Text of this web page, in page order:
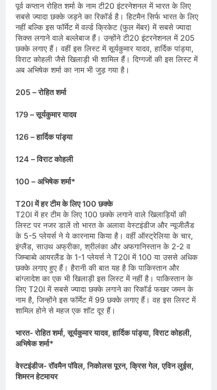
पूर्व कप्तान रोहित शर्मा के नाम टी20 इंटरनेशनल में भारत के लिए
सबसे ज्यादा छक्के जड़ने का रिकॉर्ड है। हिटमैन सिर्फ भारत के लिए
नहीं बल्कि इस फॉर्मेट में वर्ल्ड क्रिकेट (फुल मेंबर) में सबसे ज्यादा
सिक्स लगाने वाले बल्लेबाज हैं। उन्होंने टी20 इंटरनेशनल में 205
छक्के लगाए हैं। वहीं इस लिस्ट में सूर्यकुमार यादव, हार्दिक पांड्या,
विराट कोहली जैसे खिलाड़ी भी शामिल हैं। दिग्गजों की इस लिस्ट में
अब अभिषेक शर्मा का नाम भी जुड़ गया है।
205 – रोहित शर्मा
179 – सूर्यकुमार यादव
126 – हार्दिक पांड्या
124 – विराट कोहली
100 – अभिषेक शर्मा*
T20I में हर टीम के लिए 100 छक्के
T20I में हर टीम के लिए 100 छक्के लगाने वाले खिलाड़ियों की
लिस्ट पर नजर डालें तो भारत के अलावा वेस्टइंडीज और न्यूजीलैंड
के 5-5 प्लेयर्स ने ये कारनामा किया है। वहीं ऑस्ट्रेलिया के चार,
इंग्लैंड, साउथ अफ्रीका, श्रीलंका और अफगानिस्तान के 2-2 व
जिम्बाब्वे आयरलैंड के 1-1 प्लेयर्स ने T20I में 100 या उससे अधिक
छक्के लगाए हुए हैं। हैरानी की बात यह है कि पाकिस्तान और
बांग्लादेश का एक भी खिलाड़ी इस लिस्ट में नहीं है। पाकिस्तान के
लिए T20I में सबसे ज्यादा छक्के लगाने का रिकॉर्ड फखर जमन के
नाम है, जिन्होंने इस फॉर्मेट में 99 छक्के लगाए हैं। वह इस लिस्ट में
शामिल होने से महज एक शॉट दूर हैं।
भारत- रोहित शर्मा, सूर्यकुमार यादव, हार्दिक पांड्या, विराट कोहली,
अभिषेक शर्मा*
वेस्टइंडीज- रॉवमैन पॉवेल, निकोलस पूरन, क्रिस गेल, एविन लुईस,
शिमरन हेटमायर